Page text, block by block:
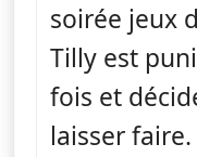
soirée jeux
Tilly est
fois et
laisser faire.